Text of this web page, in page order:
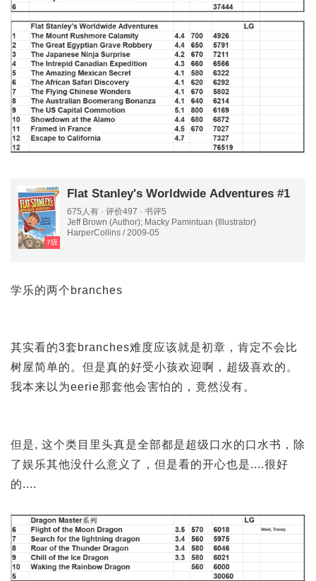
7级
Flat Stanley's Worldwide Adventures #1
675人有 · 评价497 · 书评5
Jeff Brown (Author); Macky Pamintuan (Illustrator)
HarperCollins / 2009-05
学乐的两个branches
其实看的3套branches难度应该就是初章，肯定不会比
树屋简单的。但是真的好受小孩欢迎啊，超级喜欢的。
我本来以为eerie那套他会害怕的，竟然没有。
但是, 这个类目里头真是全部都是超级口水的口水书，除
了娱乐其他没什么意义了，但是看的开心也是....很好
的....